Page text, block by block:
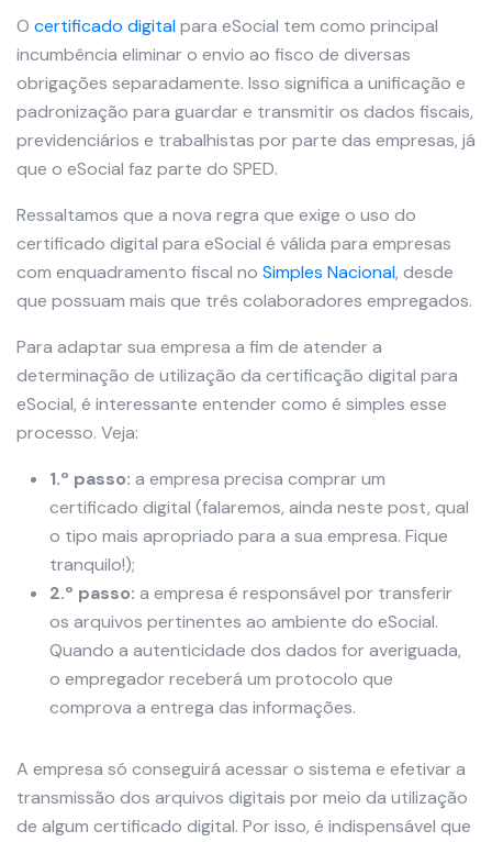
O certificado digitalpara eSocial tem como principal
incumbência eliminar o envio ao fisco de diversas
obrigações separadamente. Isso significa a unificação e
padronização para guardar e transmitir os dados fiscais,
previdenciários e trabalhistas por parte das empresas, já
que o eSocial faz parte do SPED.
Ressaltamos que a nova regra que exige o uso do
certificado digital para eSocial é válida para empresas
com enquadramento fiscal no Simples Nacional, desde
que possuam mais que três colaboradores empregados.
Para adaptar sua empresa a fim de atender a
determinação de utilização da certificação digital para
eSocial, é interessante entender como é simples esse
processo. Veja:
1.º passo: a empresa precisa comprar um
certificado digital (falaremos, ainda neste post, qual
o tipo mais apropriado para a sua empresa. Fique
tranquilo!);
2.º passo: a empresa é responsável por transferir
os arquivos pertinentes ao ambiente do eSocial.
Quando a autenticidade dos dados for averiguada,
o empregador receberá um protocolo que
comprova a entrega das informações.
A empresa só conseguirá acessar o sistema e efetivar a
transmissão dos arquivos digitais por meio da utilização
de algum certificado digital. Por isso, é indispensável que